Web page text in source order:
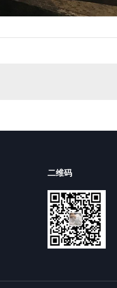
二维码